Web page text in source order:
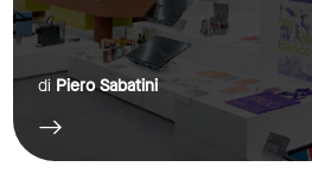
di Piero Sabatini